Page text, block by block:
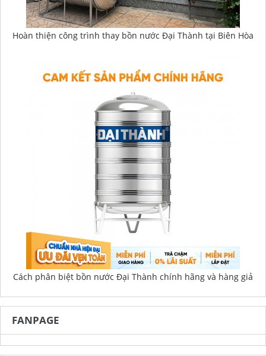
Hoàn thiện công trình thay bồn nước Đại Thành tại Biên Hòa
Cách phân biệt bồn nước Đại Thành chính hãng và hàng giả
FANPAGE